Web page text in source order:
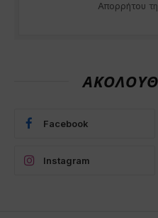
Απορρήτου
Facebook
Instagram